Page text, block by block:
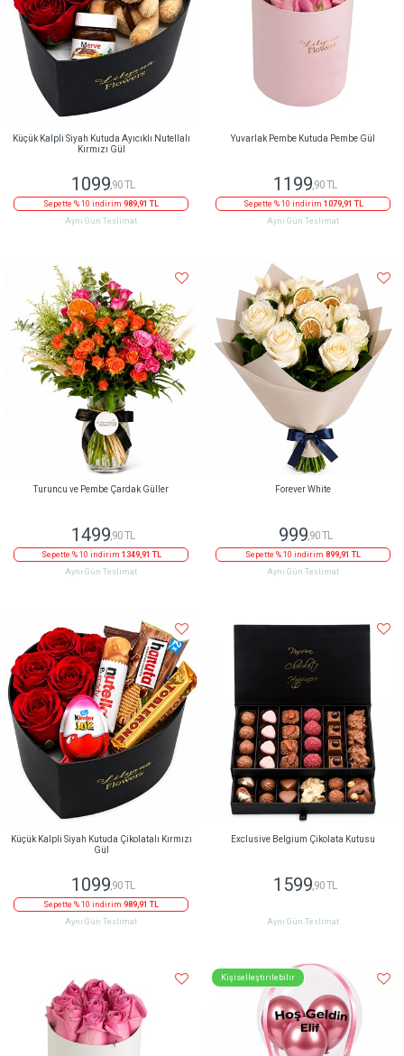
Küçük Kalpli Siyah Kutuda Ayıcıklı Nutellalı
Kırmızı Gül
1099,90 TL
Sepette % 10 indirim 989,91 TL
Aynı Gün Teslimat
Yuvarlak Pembe Kutuda Pembe Gül
1199,90 TL
Sepette % 10 indirim 1079,91 TL
Aynı Gün Teslimat
Turuncu ve Pembe Çardak Güller
1499 ,90 TL
Sepette % 10 indirim 1349,91 TL
Aynı Gün Teslimat
Forever White
999,90 TL
Sepette % 10 indirim 899,91 TL
Aynı Gün Teslimat
Küçük Kalpli Siyah Kutuda Çikolatalı Kırmızı
Gül
1099,90 TL
Sepette % 10 indirim 989,91 TL
Aynı Gün Teslimat
Exclusive Belgium Çikolata Kutusu
1599,90 TL
Aynı Gün Teslimat
Kişiselleştirilebilir